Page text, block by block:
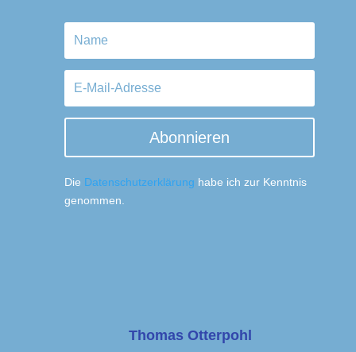
Abonnieren
Die Datenschutzerklärung habe ich zur Kenntnis
genommen.
Thomas Otterpohl